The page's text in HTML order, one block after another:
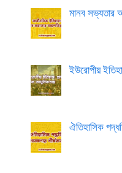
মানব সভ্যতার
ইউরোপীয়
ঐতিহাসিক